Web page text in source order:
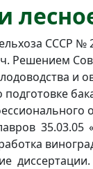
СССР №
Решением
и